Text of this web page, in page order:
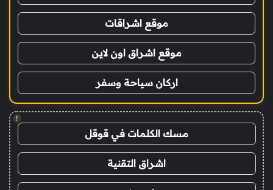
موقع اشراقات
موقع اشراق اون لاين
اركان سياحة وسفر
!
مسك الكلمات في قوقل
اشراق التقنية